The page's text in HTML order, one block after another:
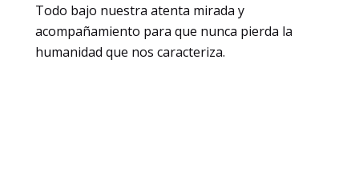
Todo bajo nuestra atenta mirada y
acompañamiento para que nunca pierda la
humanidad que nos caracteriza.